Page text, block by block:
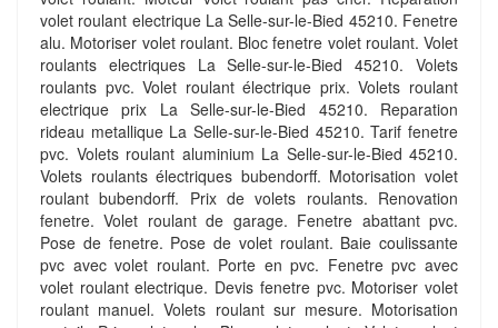
volet roulant electrique La Selle-sur-le-Bied 45210. Fenetre
alu. Motoriser volet roulant. Bloc fenetre volet roulant. Volet
roulants electriques La Selle-sur-le-Bied 45210. Volets
roulants pvc. Volet roulant électrique prix. Volets roulant
electrique prix La Selle-sur-le-Bied 45210. Reparation
rideau metallique La Selle-sur-le-Bied 45210. Tarif fenetre
pvc. Volets roulant aluminium La Selle-sur-le-Bied 45210.
Volets roulants électriques bubendorff. Motorisation volet
roulant bubendorff. Prix de volets roulants. Renovation
fenetre. Volet roulant de garage. Fenetre abattant pvc.
Pose de fenetre. Pose de volet roulant. Baie coulissante
pvc avec volet roulant. Porte en pvc. Fenetre pvc avec
volet roulant electrique. Devis fenetre pvc. Motoriser volet
roulant manuel. Volets roulant sur mesure. Motorisation